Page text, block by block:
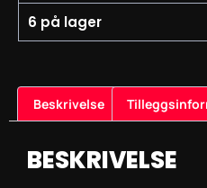
6 på lager
Beskrivelse
BESKRIVELSE